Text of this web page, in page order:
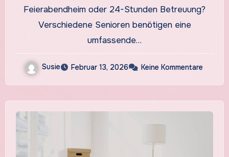
Feierabendheim oder 24-Stunden Betreuung?
Verschiedene Senioren benötigen eine
umfassende…
Susie Februar 13, 2026 Keine Kommentare